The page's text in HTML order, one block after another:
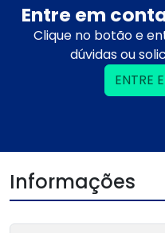
Entre em
Clique no botão e
dúvidas ou
ENTRE
Informações